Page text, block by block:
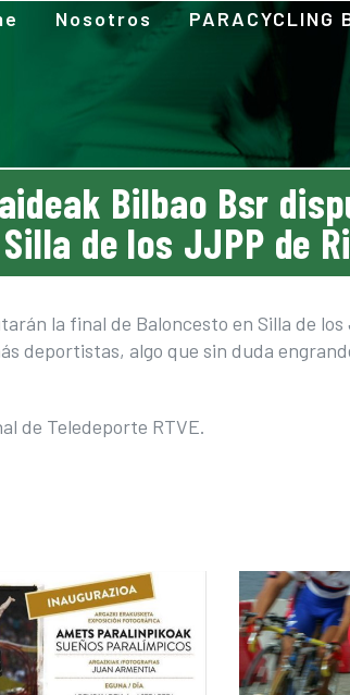
Nosotros PARACYCLING
Bilbao Bsr
de los JJPP de
la final de Baloncesto en Silla de los
deportistas, algo que sin duda
de Teledeporte RTVE.